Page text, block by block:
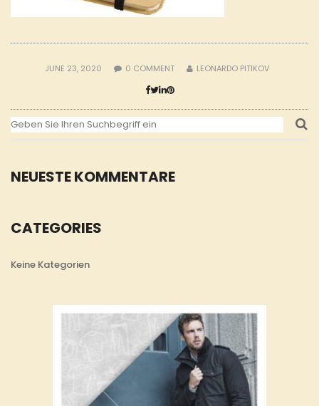
NEUESTE KOMMENTARE
CATEGORIES
Keine Kategorien
JUNE 23, 2020 0 COMMENT LEONARDO PITIKOV